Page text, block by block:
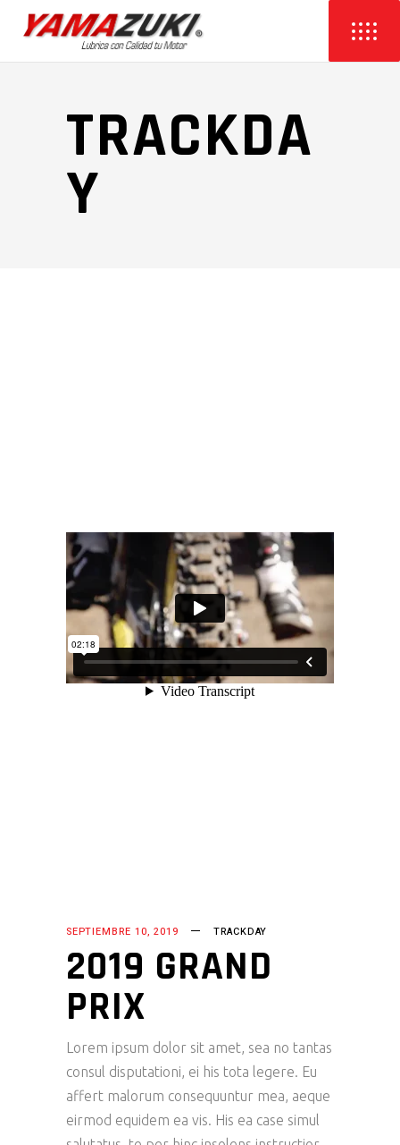
TRACKDA
Y
SEPTIEMBRE 10, 2019 TRACKDAY
2019 GRAND
PRIX
Lorem ipsum dolor sit amet, sea no tantas
consul disputationi, ei his tota legere. Eu
affert malorum consequuntur mea, aeque
eirmod equidem ea vis. His ea case simul